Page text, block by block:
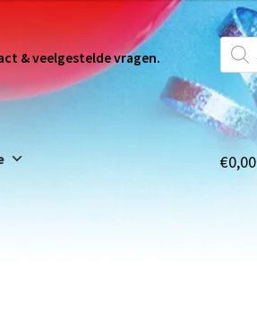
& veelgestelde vragen.
€0,00